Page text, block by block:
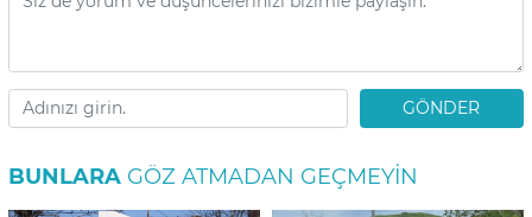
GÖNDER
BUNLARA GÖZ ATMADAN GEÇMEYIN